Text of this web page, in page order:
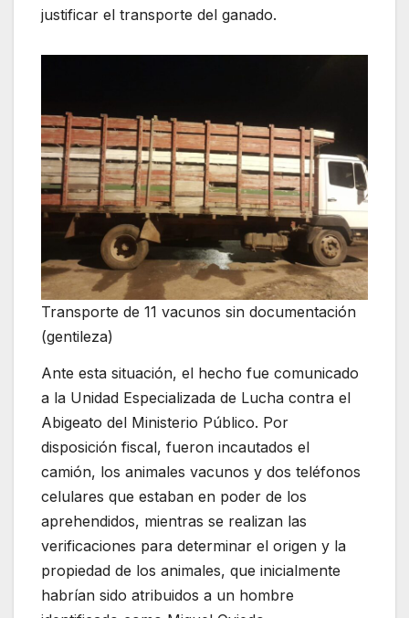
justificar el transporte del ganado.
Transporte de 11 vacunos sin documentación
(gentileza)
Ante esta situación, el hecho fue comunicado
a la Unidad Especializada de Lucha contra el
Abigeato del Ministerio Público. Por
disposición fiscal, fueron incautados el
camión, los animales vacunos y dos teléfonos
celulares que estaban en poder de los
aprehendidos, mientras se realizan las
verificaciones para determinar el origen y la
propiedad de los animales, que inicialmente
habrían sido atribuidos a un hombre